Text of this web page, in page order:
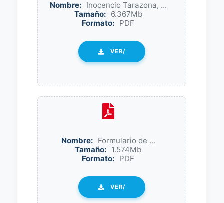
Nombre: Inocencio Tarazona, ...
Tamaño: 6.367Mb
Formato: PDF
VER/
Nombre: Formulario de ...
Tamaño: 1.574Mb
Formato: PDF
VER/